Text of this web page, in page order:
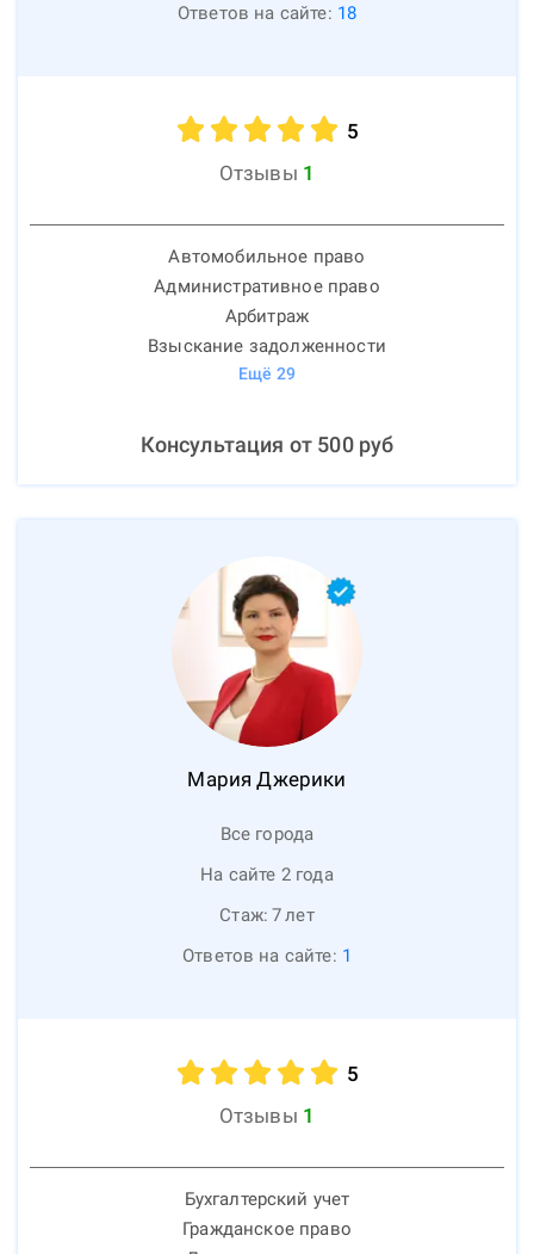
Ответов на сайте: 18
5
Отзывы 1
Автомобильное право
Административное право
Арбитраж
Взыскание задолженности
Ещё 29
Консультация от 500руб
Мария Джерики
Все города
На сайте 2 года
Стаж: 7лет
Ответов на сайте: 1
5
Отзывы 1
Бухгалтерский учет
Гражданское право